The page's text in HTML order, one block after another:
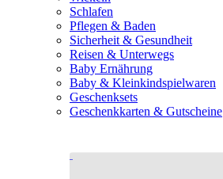
Schlafen
Pflegen & Baden
Sicherheit & Gesundheit
Reisen & Unterwegs
Baby Ernährung
Baby & Kleinkindspielwaren
Geschenksets
Geschenkkarten & Gutscheine